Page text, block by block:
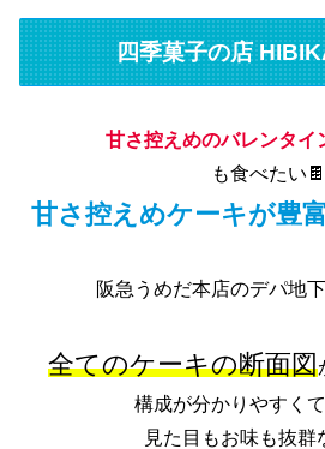
四季菓子の店
甘さ控えめのバレンタイ
も食べたい🍫
甘さ控えめケーキが豊
阪急うめだ本店のデパ地
全てのケーキの断面図
構成が分かりやすく
見た目もお味も抜群